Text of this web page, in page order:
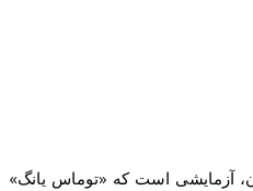
آزمایشی است که «توماس یانگ»